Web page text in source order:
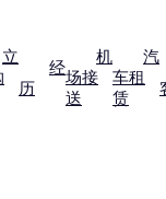
立
经
历
机
场接
送
汽
车租
赁